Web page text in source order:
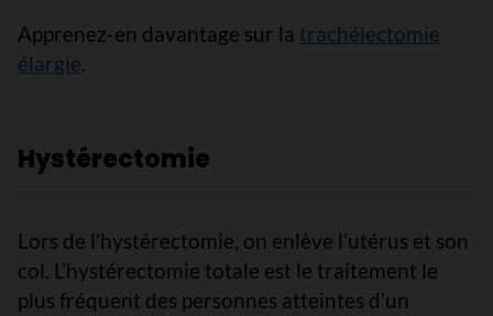
Apprenez-en davantage sur la trachélectomie
élargie.
Hystérectomie
Lors de l’hystérectomie, on enlève l’utérus et son
col. L’hystérectomie totale est le traitement le
plus fréquent des personnes atteintes d’un